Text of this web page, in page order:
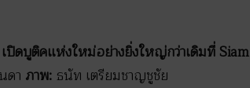
ปิดบูติคแห่งใหม่อย่างยิ่งใหญ่กว่าเดิมที่
ดา ภาพ: ธนัท เตรียมชาญชูชัย